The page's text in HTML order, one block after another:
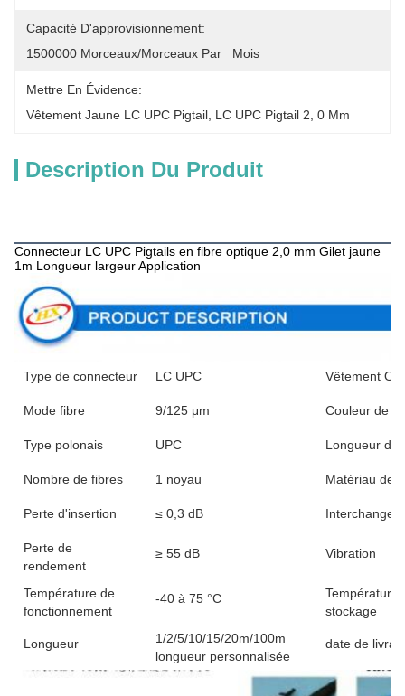
Capacité D'approvisionnement:
1500000 Morceaux/morceaux Par   Mois
Mettre En Évidence:
Vêtement Jaune LC UPC Pigtail LC UPC Pigtail 2 0 Mm
Description Du Produit
Connecteur LC UPC Pigtails en fibre optique 2,0 mm Gilet jaune
1m Longueur largeur Application
Type de connecteur LC UPC Vêtement OD
Mode fibre 9/125 μm Couleur de
Type polonais UPC Longueur
Nombre de fibres 1 noyau Matériau de
Perte d'insertion ≤ 0,3 dB
Perte de
rendement
≥ 55 dB Vibration
Température de
fonctionnement
-40 à 75 °C
Température
stockage
Longueur
1/2/5/10/15/20m/100m
longueur personnalisée
date de